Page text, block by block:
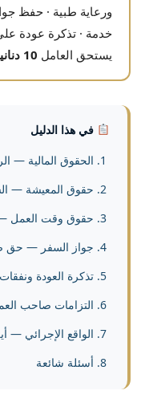
ورعاية طبية · حفظ
خدمة · تذكرة عودة
يستحق العامل 10 دنانير عن كل شهر تأخير
في هذا الدليل
الحقوق المالية —
حقوق المعيشة —
حقوق وقت العمل —
جواز السفر — حق
تذكرة العودة ونفقات
التزامات صاحب
الواقع الإجرائي —
أسئلة شائعة